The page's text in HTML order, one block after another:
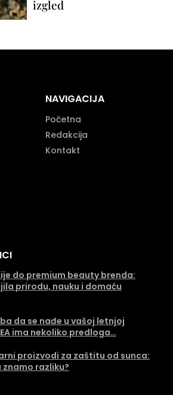
izgled
NAVIGACIJA
Početna
Redakcija
Kontakt
do premium beauty brenda:
prirodu, nauku i domaću
da se nađe u vašoj letnjoj
ima nekoliko predloga…
proizvodi za zaštitu od sunca:
znamo razliku?